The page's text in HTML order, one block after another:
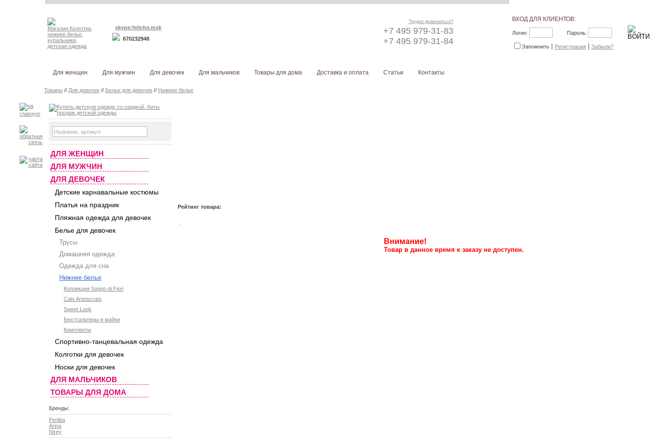
skype:feliche.msk
670232948
Трудно дозвониться?
+7 495 979-31-83
+7 495 979-31-84
ВХОД ДЛЯ КЛИЕНТОВ:
Логин: Пароль:
Запомнить Регистрация Забыли?
Для женщин Для мужчин Для девочек Для мальчиков Товары для дома Доставка и оплата Статьи Контакты
Товары // Для девочек // Белье для девочек // Нижнее белье
ДЛЯ ЖЕНЩИН
ДЛЯ МУЖЧИН
ДЛЯ ДЕВОЧЕК
Детские карнавальные костюмы
Платья на праздник
Пляжная одежда для девочек
Белье для девочек
Трусы
Домашняя одежда
Одежда для сна
Нижнее белье
Коллекция Sogno di Fiori
Cats Aristocrats
Sweet Look
Бюстгальтеры и майки
Комплекты
Спортивно-танцевальная одежда
Колготки для девочек
Носки для девочек
ДЛЯ МАЛЬЧИКОВ
ТОВАРЫ ДЛЯ ДОМА
Бренды:
Perlitta
Arina
Nirey
Рейтинг товара:
Внимание!
Товар в данное время к заказу не доступен.